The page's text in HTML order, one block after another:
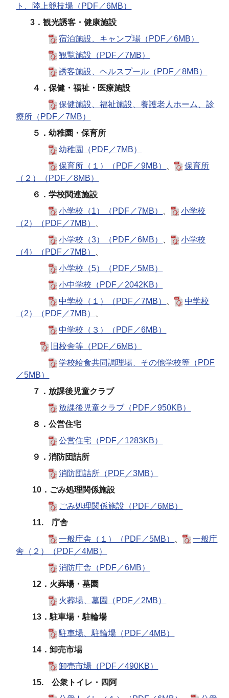
ト、陸上競技場（PDF／6MB）
3．観光誘客・健康施設
宿泊施設、キャンプ場（PDF／6MB）
観覧施設（PDF／7MB）
誘客施設、ヘルスプール（PDF／8MB）
４．保健・福祉・医療施設
保健施設、福祉施設、養護老人ホーム、診
療所（PDF／7MB）
５．幼稚園・保育所
幼稚園（PDF／7MB）
保育所（１）（PDF／9MB） 、
保育所
（２）（PDF／8MB）
６．学校関連施設
小学校（1）（PDF／7MB） 、
小学校
（2）（PDF／7MB） 、
小学校（3）（PDF／6MB） 、
小学校
（4）（PDF／7MB） 、
小学校（5）（PDF／5MB）
小中学校（PDF／2042KB）
中学校（１）（PDF／7MB） 、
中学校
（2）（PDF／7MB） 、
中学校（３）（PDF／6MB）
旧校舎等（PDF／6MB）
学校給食共同調理場、その他学校等（PDF
／5MB）
７．放課後児童クラブ
放課後児童クラブ（PDF／950KB）
８．公営住宅
公営住宅（PDF／1283KB）
９．消防団詰所
消防団詰所（PDF／3MB）
10．ごみ処理関係施設
ごみ処理関係施設（PDF／6MB）
11. 庁舎
一般庁舎（１）（PDF／5MB） 、
一般庁
舎（２）（PDF／4MB）
消防庁舎（PDF／6MB）
12．火葬場・墓園
火葬場、墓園（PDF／2MB）
13．駐車場・駐輪場
駐車場、駐輪場（PDF／4MB）
14．卸売市場
卸売市場（PDF／490KB）
15. 公衆トイレ・四阿